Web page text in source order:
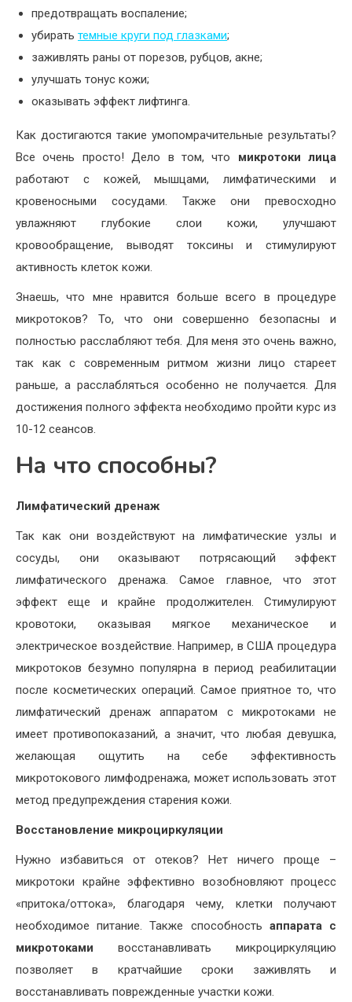
предотвращать воспаление;
убирать темные круги под глазками;
заживлять раны от порезов, рубцов, акне;
улучшать тонус кожи;
оказывать эффект лифтинга.
Как достигаются такие умопомрачительные результаты?
Все очень просто! Дело в том, что микротоки лица
работают с кожей, мышцами, лимфатическими и
кровеносными сосудами. Также они превосходно
увлажняют глубокие слои кожи, улучшают
кровообращение, выводят токсины и стимулируют
активность клеток кожи.
Знаешь, что мне нравится больше всего в процедуре
микротоков? То, что они совершенно безопасны и
полностью расслабляют тебя. Для меня это очень важно,
так как с современным ритмом жизни лицо стареет
раньше, а расслабляться особенно не получается. Для
достижения полного эффекта необходимо пройти курс из
10-12 сеансов.
На что способны?
Лимфатический дренаж
Так как они воздействуют на лимфатические узлы и
сосуды, они оказывают потрясающий эффект
лимфатического дренажа. Самое главное, что этот
эффект еще и крайне продолжителен. Стимулируют
кровотоки, оказывая мягкое механическое и
электрическое воздействие. Например, в США процедура
микротоков безумно популярна в период реабилитации
после косметических операций. Самое приятное то, что
лимфатический дренаж аппаратом с микротоками не
имеет противопоказаний, а значит, что любая девушка,
желающая ощутить на себе эффективность
микротокового лимфодренажа, может использовать этот
метод предупреждения старения кожи.
Восстановление микроциркуляции
Нужно избавиться от отеков? Нет ничего проще –
микротоки крайне эффективно возобновляют процесс
«притока/оттока», благодаря чему, клетки получают
необходимое питание. Также способность аппарата с
микротоками восстанавливать микроциркуляцию
позволяет в кратчайшие сроки заживлять и
восстанавливать поврежденные участки кожи.